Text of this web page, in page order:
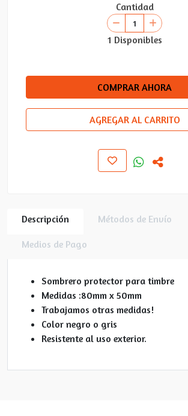
Cantidad
1 Disponibles
COMPRAR AHORA
AGREGAR AL CARRITO
Descripción Métodos de Envío
Medios de Pago
Sombrero protector para timbre
Medidas :80mm x 50mm
Trabajamos otras medidas!
Color negro o gris
Resistente al uso exterior.